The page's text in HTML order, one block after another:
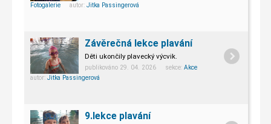
MŠ-Z/2026/010
Poučení:
Proti tomuto rozhodnutí lze podat odvolání do 15 dnů
Zveřejněno od 6.5.2026 do 31.5.2026.
Hranice, 6.5.2026
Fotogalerie autor: Jitka Passingerová
Závěrečná lekce plavání
Děti ukončily plavecký výcvik.
publikováno 29. 04. 2026 sekce: Akce
autor: Jitka Passingerová
9.lekce plavání